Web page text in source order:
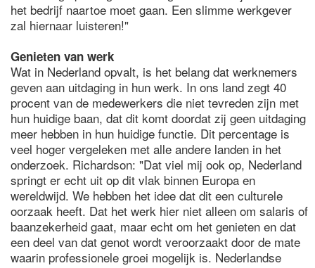
het bedrijf naartoe moet gaan. Een slimme werkgever
zal hiernaar luisteren!"
Genieten van werk
Wat in Nederland opvalt, is het belang dat werknemers
geven aan uitdaging in hun werk. In ons land zegt 40
procent van de medewerkers die niet tevreden zijn met
hun huidige baan, dat dit komt doordat zij geen uitdaging
meer hebben in hun huidige functie. Dit percentage is
veel hoger vergeleken met alle andere landen in het
onderzoek. Richardson: "Dat viel mij ook op, Nederland
springt er echt uit op dit vlak binnen Europa en
wereldwijd. We hebben het idee dat dit een culturele
oorzaak heeft. Dat het werk hier niet alleen om salaris of
baanzekerheid gaat, maar echt om het genieten en dat
een deel van dat genot wordt veroorzaakt door de mate
waarin professionele groei mogelijk is. Nederlandse